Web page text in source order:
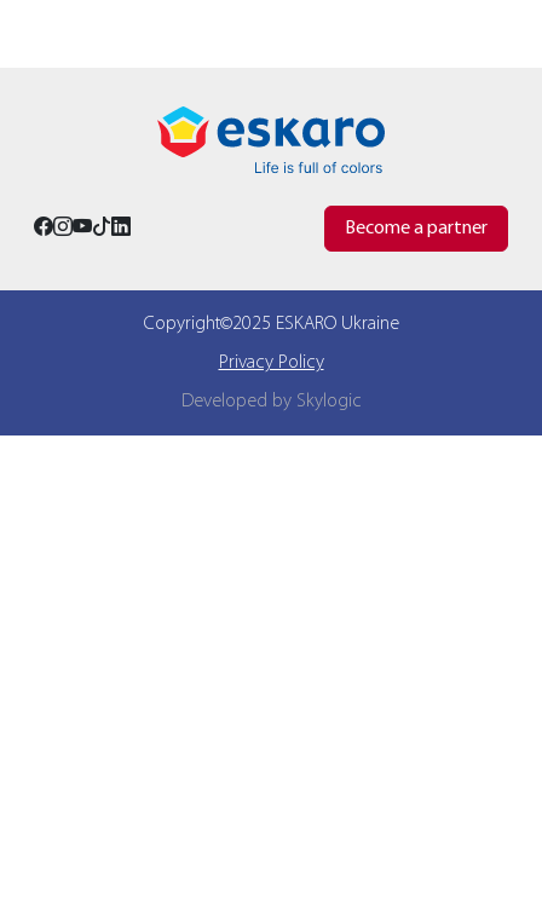
Become a partner
Copyright©2025 ESKARO Ukraine
Privacy Policy
Developed by Skylogic